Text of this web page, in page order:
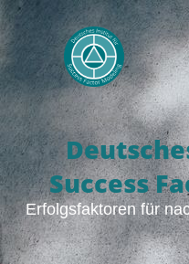
Success
Erfolgsfaktoren für